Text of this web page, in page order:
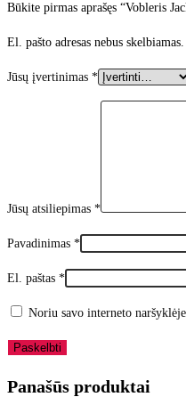
Būkite pirmas aprašęs “Vobleris
El. pašto adresas nebus skelbiamas.
Jūsų įvertinimas *
Jūsų atsiliepimas *
Pavadinimas *
El. paštas *
Noriu savo interneto
Panašūs produktai